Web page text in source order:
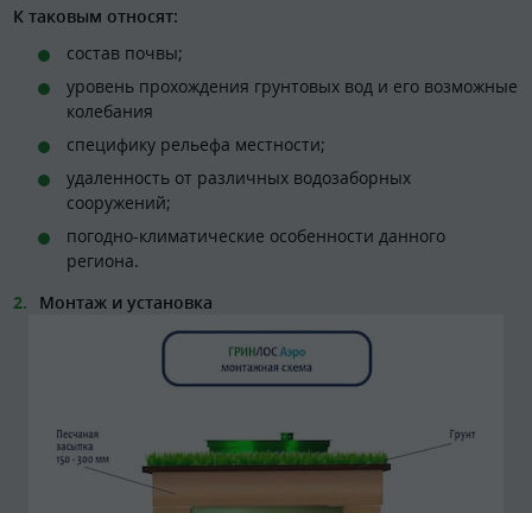
К таковым относят:
состав почвы;
уровень прохождения грунтовых вод и его возможные
колебания
специфику рельефа местности;
удаленность от различных водозаборных
сооружений;
погодно-климатические особенности данного
региона.
Монтаж и установка